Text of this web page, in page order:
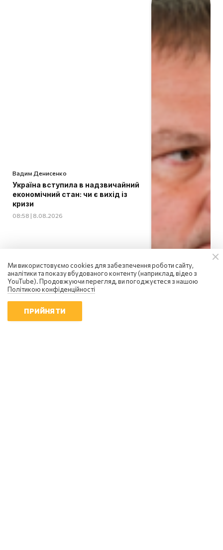
Вадим Денисенко
Україна вступила в надзвичайний
економічний стан: чи є вихід із
кризи
08:58 | 8.08.2026
Ми використовуємо cookies для забезпечення роботи сайту,
аналітики та показу вбудованого контенту (наприклад, відео з
YouTube). Продовжуючи перегляд, ви погоджуєтеся з нашою
Політикою конфіденційності
ПРИЙНЯТИ